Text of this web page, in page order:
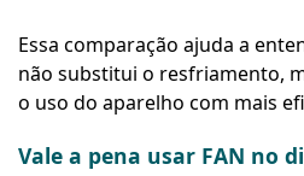
Essa comparação ajuda a
não substitui o resfriamento,
o uso do aparelho com mais
Vale a pena usar FAN no